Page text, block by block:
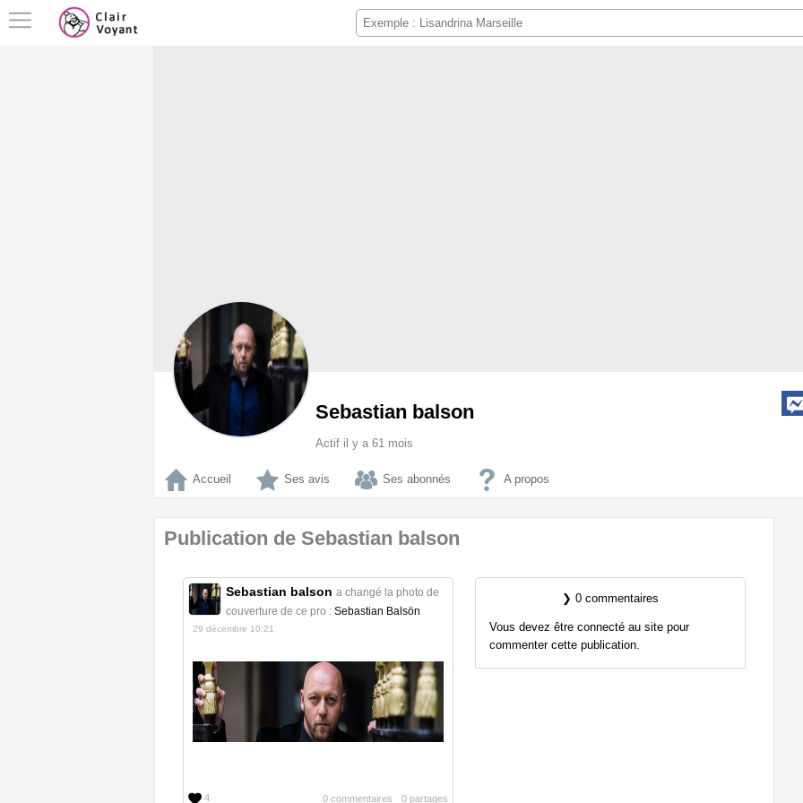
Sebastian balson
Actif il y a 61 mois
Accueil Ses avis Ses abonnés A propos
Publication de Sebastian balson
Sebastian balson a changé la photo de
couverture de ce pro : Sebastian Balsön
29 décembre 10:21
4 0 partages
0 commentaires
❯ 0 commentaires
Vous devez être connecté au site pour
commenter cette publication.